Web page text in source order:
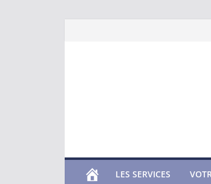
LES SERVICES